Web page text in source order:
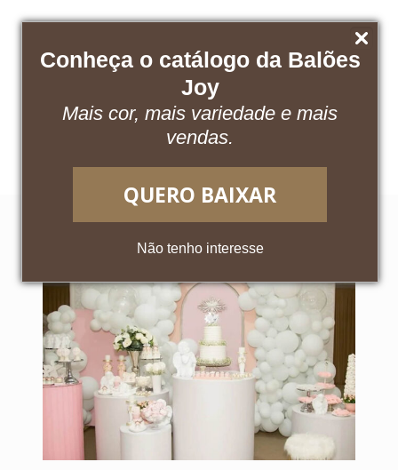
Conheça o catálogo da Balões
Joy
Mais cor, mais variedade e mais
vendas.
QUERO BAIXAR
Não tenho interesse
Baixe nosso catálogo Acesse o App